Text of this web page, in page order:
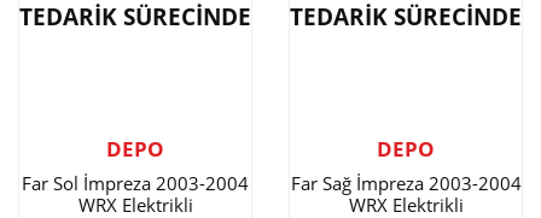
TEDARİK SÜRECİNDE
DEPO
Far Sol İmpreza 2003-2004
WRX Elektrikli
TEDARİK SÜRECİNDE
DEPO
Far Sağ İmpreza 2003-2004
WRX Elektrikli